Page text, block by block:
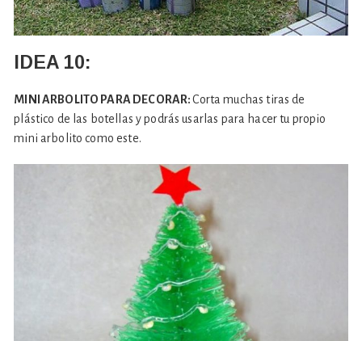
IDEA 10:
MINI ARBOLITO PARA DECORAR:Corta muchas tiras de
plástico de las botellas y podrás usarlas para hacer tu propio
mini arbolito como este.